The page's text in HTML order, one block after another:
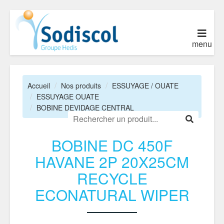
menu
Accueil Nos produits
ESSUYAGE / OUATE
ESSUYAGE OUATE
BOBINE DEVIDAGE CENTRAL
BOBINE DC 450F
HAVANE 2P 20X25CM
RECYCLE
ECONATURAL WIPER